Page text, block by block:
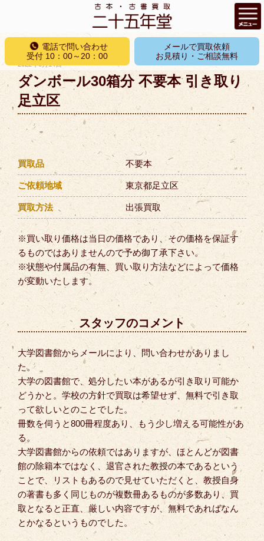
コ
テ
ン
ツ
へ
ス
キ
プ
電話で問い合わせ
受付 10：00～20：00
メールで買取依頼
お見積り・ご相談無料
日:
2022年6月14日
ダンボール30箱分 不要本 引き取り
足立区
買取品 不要本
ご依頼地域 東京都足立区
買取方法 出張買取
※買い取り価格は当日の価格であり、その価格を保証す
るものではありませんので予め御了承下さい。
※状態や付属品の有無、買い取り方法などによって価格
が変動いたします。
スタッフのコメント
大学図書館からメールにより、問い合わせがありまし
た。
大学の図書館で、処分したい本があるが引き取り可能か
どうかと。学校の方針で買取は希望せず、無料で引き取
って欲しいとのことでした。
冊数を伺うと800冊程度あり、もう少し増える可能性があ
る。
大学図書館からの依頼ではありますが、ほとんどが図書
館の除籍本ではなく、退官された教授の本であるという
ことで、リストもあるので見せていただくと、教授自身
の著書も多く同じものが複数冊あるものが多数あり、買
取となると正直、厳しい内容ですが、無料であればなん
とかなるというものでした。